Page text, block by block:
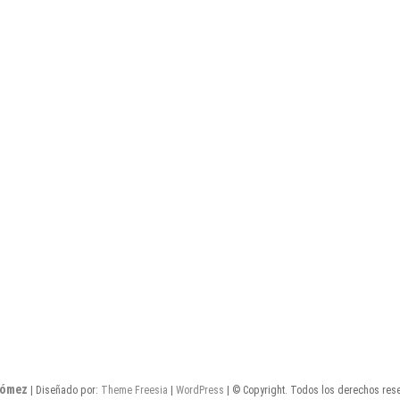
| Diseñado por: Theme Freesia WordPress | © Copyright. Todos los derechos